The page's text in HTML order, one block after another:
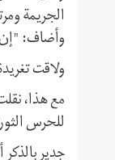
الجريمة
وأضاف: "إن
ولاقت
مع هذا،
للحرس